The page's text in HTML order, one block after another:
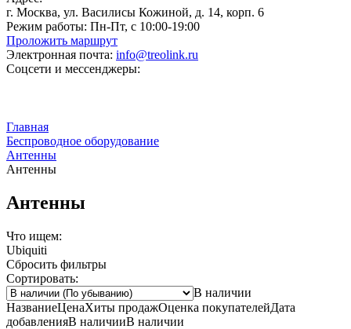
г. Москва, ул. Василисы Кожиной, д. 14, корп. 6
Режим работы: Пн-Пт, с 10:00-19:00
Проложить маршрут
Электронная почта: info@treolink.ru
Соцсети и мессенджеры:
Главная
Беспроводное оборудование
Антенны
Антенны
Антенны
Что ищем:
Ubiquiti
Сбросить фильтры
Сортировать:
В наличии
НазваниеЦенаХиты продажОценка покупателейДата
добавленияВ наличииВ наличии